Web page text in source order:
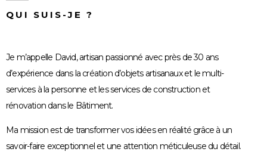
QUI SUIS-JE ?
Je m’appelle David, artisan passionné avec près de 30 ans
d’expérience dans la création d’objets artisanaux et le multi-
services à la personne et les services de construction et
rénovation dans le Bâtiment.
Ma mission est de transformer vos idées en réalité grâce à un
savoir-faire exceptionnel et une attention méticuleuse du détail.